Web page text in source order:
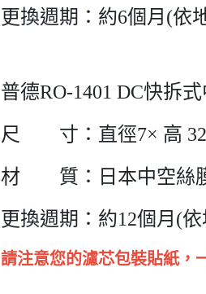
更換週期：約6個月(依
普德RO-1401 DC快拆
尺 寸：直徑7× 高 32
材 質：日本中空絲
更換週期：約12個月(
請注意您的濾芯包裝貼紙，